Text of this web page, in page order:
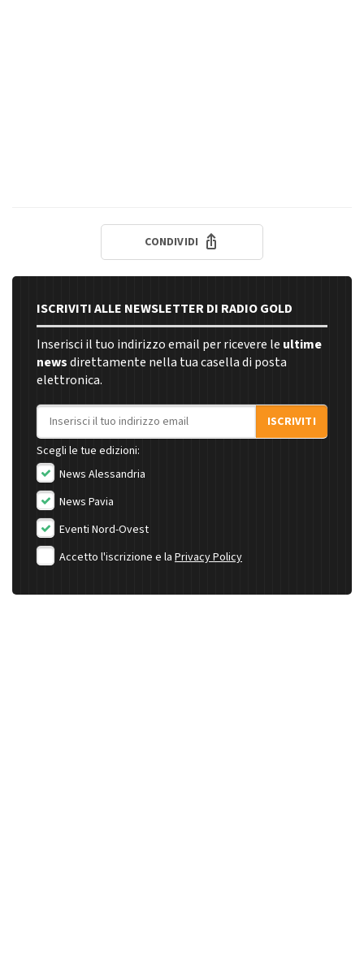
CONDIVIDI
ISCRIVITI ALLE NEWSLETTER DI RADIO GOLD
Inserisci il tuo indirizzo email per ricevere le ultime
newsdirettamente nella tua casella di posta
elettronica.
Indirizzo email
ISCRIVITI
Scegli le tue edizioni:
News Alessandria
News Pavia
Eventi Nord-Ovest
Accetto l'iscrizione e la Privacy Policy